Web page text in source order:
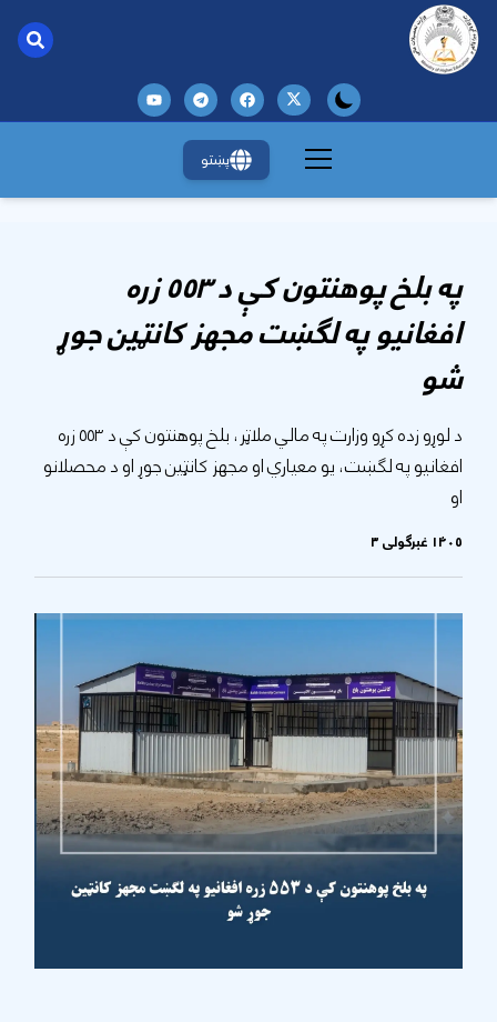
پښتو
په بلخ پوهنتون کې د ۵۵۳ زره
افغانيو په لګښت مجهز کانټين جوړ
شو
د لوړو زده کړو وزارت په مالي ملاټر، بلخ پوهنتون کې د ۵۵۳ زره
افغانيو په لګښت، یو معیاري او مجهز کانټین جوړ او د محصلانو
او
۱۴۰۵ غبرگولی ۳